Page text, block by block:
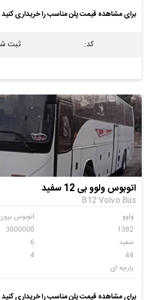
برای مشاهده قیمت پلن مناسب را خریداری کنید
کد: ثبت
اتوبوس ولوو بی 12 سفید
B12 Volvo Bus
ولوو
اتوبوس
1382
3000000
سفید
6
44
4
پارچه ای
برای مشاهده قیمت پلن مناسب را خریداری کنید